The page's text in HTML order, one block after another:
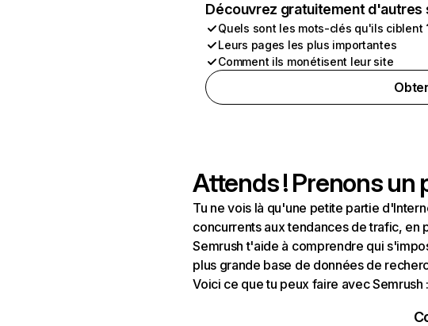
Découvrez gratuitement
Quels sont les mots-clés qu'ils ciblent
Leurs pages les plus importantes
Comment ils monétisent leur site
Attends ! Prenons un
Tu ne vois là qu'une petite partie
concurrents aux tendances de trafic, en
Semrush t'aide à comprendre qui
plus grande base de données de
Voici ce que tu peux faire avec Semrush